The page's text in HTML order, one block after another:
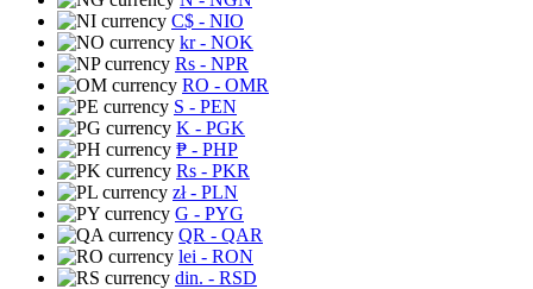
C$ - NIO
kr- NOK
Rs - NPR
RO - OMR
S - PEN
K - PGK
₱ - PHP
Rs - PKR
zł- PLN
G - PYG
QR - QAR
lei - RON
din. - RSD